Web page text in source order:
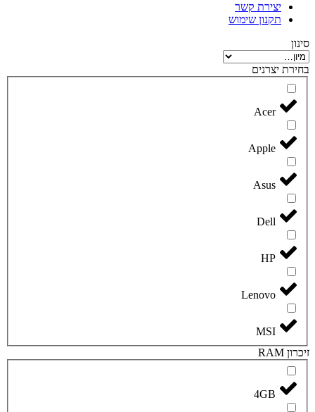
יצירת קשר
תקנון שימוש
סינון
בחירת יצרנים
Acer
Apple
Asus
Dell
HP
Lenovo
MSI
זיכרון RAM
4GB